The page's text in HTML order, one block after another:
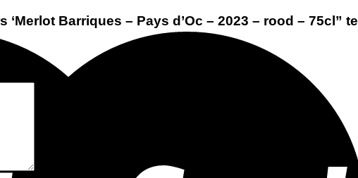
Barriques – Pays d’Oc – 2023 – rood – 75cl” te